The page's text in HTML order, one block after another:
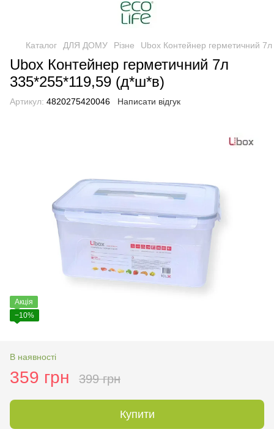
Каталог ДЛЯ ДОМУ Різне Ubox Контейнер герметичний
Ubox Контейнер герметичний 7л
335*255*119,59 (д*ш*в)
Артикул: 4820275420046 Написати відгук
Акція
−10%
В наявності
359 грн 399 грн
Купити